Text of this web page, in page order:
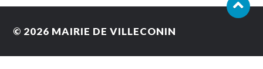
© 2026 MAIRIE DE VILLECONIN